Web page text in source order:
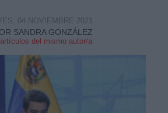
SANDRA GONZÁLEZ
del mismo autor/a
04 NOVIEMBRE 2021